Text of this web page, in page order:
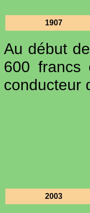
1907
Au début
600 francs
conducteur
2003